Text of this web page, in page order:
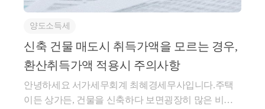
이때는 납세자에게 유리하게, 원칙대로 양도 당
시 기준시가를 사용하게 됩니다.
시, 납세자에게 유리하게 적용된다는 것을 알고계
시면 좋습니다.
겠다는 것입니다.https://blog.naver.com/jang-sung/2238092
04056?추정상속재산 총정리 (개념, 요건, 사례, 법령)안
녕하세요? 세무회계 장성의 신세무사입니다. 오늘은
추정상속재산에 대해 알아보겠습니다. 1. 추정상속
재...blog.naver.com따라서, 상속결격자 또는 상속포기자
가 되었기 때문에, 상속세 납세의무에서 자유로워 질
것이라고 착각할 수 있지만,반드시상속 전문 세무대리
02월 03일 이후부터는 골프장이 위치한 지자체의 시가
표준액을 활용해야합니다.지금 시점에서 골프회원권
을 양도한다면, 매매계약서를 통해 양도가액은 확인되
준시가를 활용하여환산취득가액을 적용해야합니다.
환산취득가액 = 양도가액 x (취득 시 기준시가 / 양도
시 기준시가)경기도 화성시에 위치한 골프장을 기준으
3) 증여세 여부시가 대비 30% 또는 3억원을 벗어난 거
래가 아니어야 증여세 이슈 없이, 부동산의 시가보다
더 많은 현금을 줄 수 있습니다.위 1)에서도 말씀드렸
듯이, 시가자체에 문제가 있지 않는 이상 증여세 이슈
는 사전에 충분히 검토하여 피할 수 있습니다.4) 사 례
최근 진행한 사례는, 남편 1주택 보유, 아내 1주택 보유
상태로서 일시적 2주택 비과세 요건을 충족한 경우입
양도소득세
신축 건물 매도시 취득가액을 모르는 경우,
환산취득가액 적용시 주의사항
안녕하세요 서가세무회계 최혜경세무사입니다.주택
이든 상가든, 건물을 신축하다 보면굉장히 많은 비용